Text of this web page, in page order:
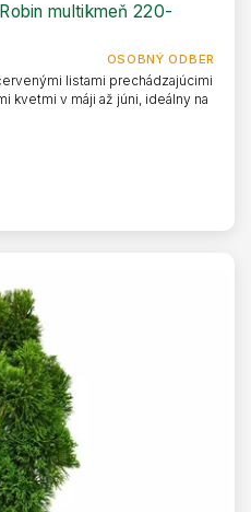
multikmeň 220-
OSOBNÝ ODBER
listami prechádzajúcimi
kvetmi v máji až júni, ideálny na